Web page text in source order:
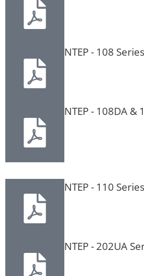
NTEP - 108 Series
NTEP - 108DA &
NTEP - 110 Series
NTEP - 202UA